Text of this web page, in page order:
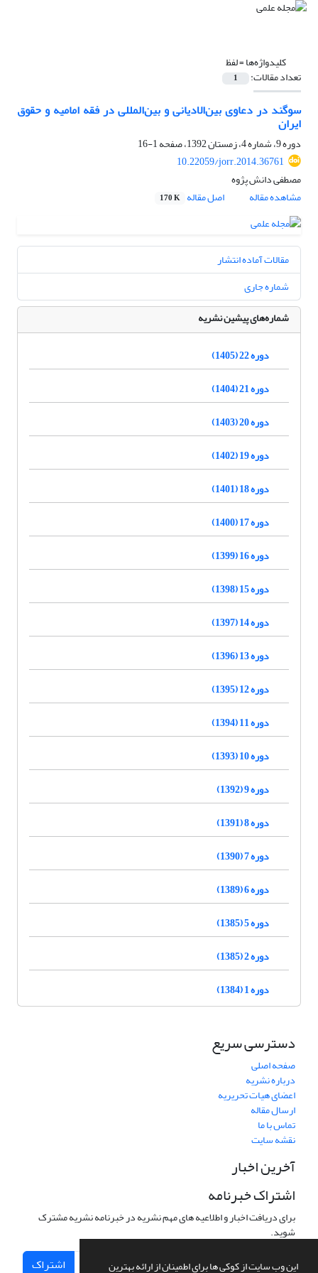
این وب سایت از کوکی ها برای اطمینان از ارائه بهترین
کلیدواژه‌ها =لفظ
تعداد مقالات: 1
سوگند در دعاوی بین‌الادیانی و بین‌المللی در فقه امامیه و حقوق
ایران
دوره 9، شماره 4، زمستان 1392، صفحه
1-16
10.22059/jorr.2014.36761
مصطفی دانش پژوه
مشاهده مقاله
اصل مقاله 170 K
مقالات آماده انتشار
شماره جاری
شماره‌های پیشین نشریه
دوره 22 (1405)
دوره 21 (1404)
دوره 20 (1403)
دوره 19 (1402)
دوره 18 (1401)
دوره 17 (1400)
دوره 16 (1399)
دوره 15 (1398)
دوره 14 (1397)
دوره 13 (1396)
دوره 12 (1395)
دوره 11 (1394)
دوره 10 (1393)
دوره 9 (1392)
دوره 8 (1391)
دوره 7 (1390)
دوره 6 (1389)
دوره 5 (1385)
دوره 2 (1385)
دوره 1 (1384)
دسترسی سریع
صفحه اصلی
درباره نشریه
اعضای هیات تحریریه
ارسال مقاله
تماس با ما
نقشه سایت
آخرین اخبار
اشتراک خبرنامه
برای دریافت اخبار و اطلاعیه های مهم نشریه در خبرنامه نشریه مشترک
شوید.
اشتراک